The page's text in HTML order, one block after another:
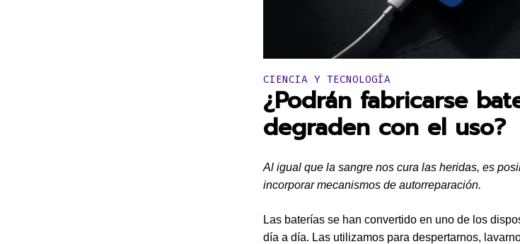
Publicado en:
CIENCIA Y TECNOLOGÍA
¿Podrán fabricarse
degraden con el uso?
Al igual que la sangre nos cura las heridas, es
incorporar mecanismos de autorreparación.
Las baterías se han convertido en uno de los
día a día. Las utilizamos para despertarnos,